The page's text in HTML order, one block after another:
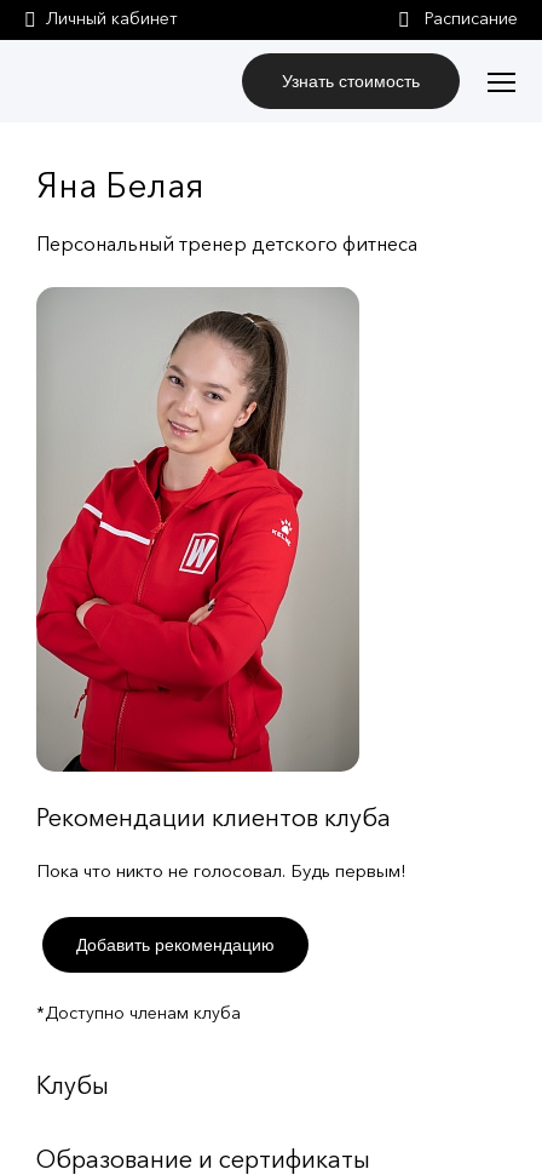
Личный кабинет
Узнать стоимость
Яна Белая
Персональный тренер детского фитнеса
Рекомендации клиентов клуба
Пока что никто не голосовал. Будь первым!
Добавить рекомендацию
*Доступно членам клуба
Клубы
Образование и сертификаты